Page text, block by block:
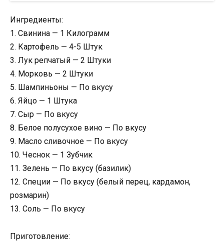
Ингредиенты:
1. Свинина — 1 Килограмм
2. Картофель — 4-5 Штук
3. Лук репчатый — 2 Штуки
4. Морковь — 2 Штуки
5. Шампиньоны — По вкусу
6. Яйцо — 1 Штука
7. Сыр — По вкусу
8. Белое полусухое вино — По вкусу
9. Масло сливочное — По вкусу
10. Чеснок — 1 Зубчик
11. Зелень — По вкусу (базилик)
12. Специи — По вкусу (белый перец, кардамон,
розмарин)
13. Соль — По вкусу
Приготовление: